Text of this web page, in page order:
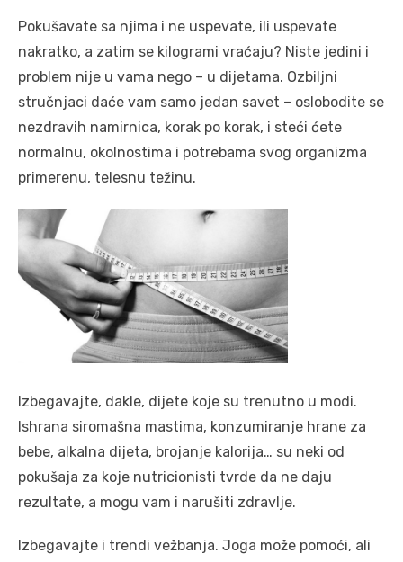
Pokušavate sa njima i ne uspevate, ili uspevate
nakratko, a zatim se kilogrami vraćaju? Niste jedini i
problem nije u vama nego – u dijetama. Ozbiljni
stručnjaci daće vam samo jedan savet – oslobodite se
nezdravih namirnica, korak po korak, i steći ćete
normalnu, okolnostima i potrebama svog organizma
primerenu, telesnu težinu.
Izbegavajte, dakle, dijete koje su trenutno u modi.
Ishrana siromašna mastima, konzumiranje hrane za
bebe, alkalna dijeta, brojanje kalorija… su neki od
pokušaja za koje nutricionisti tvrde da ne daju
rezultate, a mogu vam i narušiti zdravlje.
Izbegavajte i trendi vežbanja. Joga može pomoći, ali